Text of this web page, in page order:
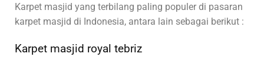
Karpet masjid yang terbilang paling populer di pasaran
karpet masjid di Indonesia, antara lain sebagai berikut :
Karpet masjid royal tebriz